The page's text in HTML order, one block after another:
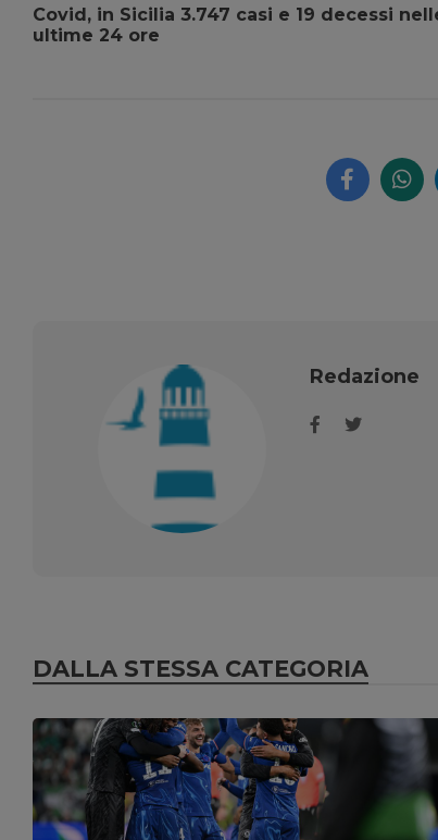
Covid, in Sicilia 3.747 casi e 19 decessi
ultime 24 ore
Redazione
DALLA STESSA CATEGORIA